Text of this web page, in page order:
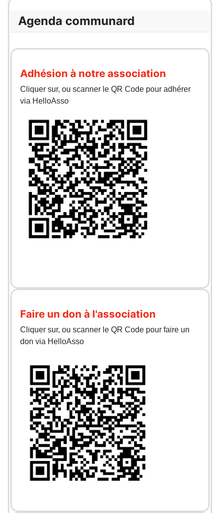
Agenda communard
Adhésion à notre association
Cliquer sur, ou scanner le QR Code pour adhérer
via HelloAsso
Faire un don à l'association
Cliquer sur, ou scanner le QR Code pour faire un
don via HelloAsso